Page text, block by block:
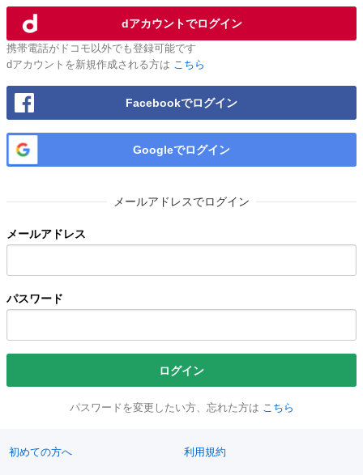
dアカウントでログイン
携帯電話がドコモ以外でも登録可能です
dアカウントを新規作成される方は こちら
Facebookでログイン
Googleでログイン
メールアドレスでログイン
メールアドレス
パスワード
ログイン
パスワードを変更したい方、忘れた方は こちら
初めての方へ 利用規約